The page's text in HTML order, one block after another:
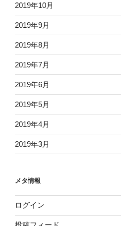
2019年10月
2019年9月
2019年8月
2019年7月
2019年6月
2019年5月
2019年4月
2019年3月
メタ情報
ログイン